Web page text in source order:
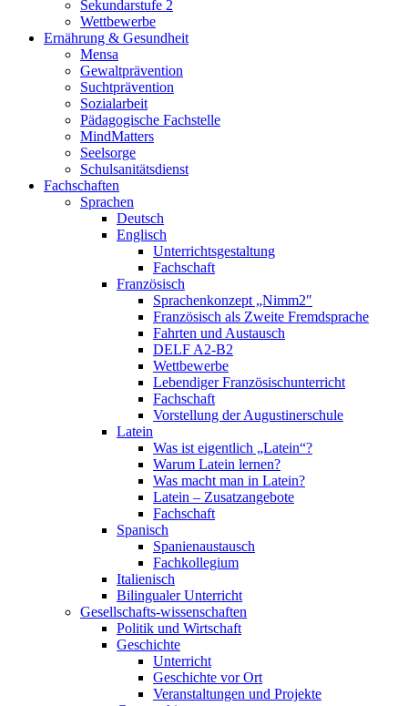
Sekundarstufe 2
Wettbewerbe
Ernährung & Gesundheit
Mensa
Gewaltprävention
Suchtprävention
Sozialarbeit
Pädagogische Fachstelle
MindMatters
Seelsorge
Schulsanitätsdienst
Fachschaften
Sprachen
Deutsch
Englisch
Unterrichtsgestaltung
Fachschaft
Französisch
Sprachenkonzept „Nimm2″
Französisch als Zweite Fremdsprache
Fahrten und Austausch
DELF A2-B2
Wettbewerbe
Lebendiger Französischunterricht
Fachschaft
Vorstellung der Augustinerschule
Latein
Was ist eigentlich „Latein“?
Warum Latein lernen?
Was macht man in Latein?
Latein – Zusatzangebote
Fachschaft
Spanisch
Spanienaustausch
Fachkollegium
Italienisch
Bilingualer Unterricht
Gesellschafts-wissenschaften
Politik und Wirtschaft
Geschichte
Unterricht
Geschichte vor Ort
Veranstaltungen und Projekte